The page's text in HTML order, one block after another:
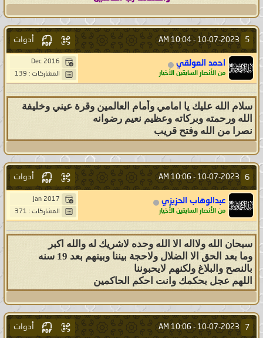
5
10-07-2023 -
10:04 AM أدوات
احمد العولقي
من الأنصار السابقين الأخيار
Dec 2016
المشاركات : 139
سلام الله عليك يا امامي وأمام العالمين وقرة عيني وخليفة
الله ورحمته وبركاته وعظيم نعيم رضوانه
نصرا من الله وفتح قريب
6
10-07-2023 -
10:06 AM أدوات
عبدالوهاب الحزيزي
من الأنصار السابقين الأخيار
Jan 2017
المشاركات : 371
سبحان الله ولااله الا الله وحده لاشريك له والله اكبر
وما بعد الحق الا الضلال ولاحجة بيننا وبينهم بعد 19 سنه
بالنصح والبلاغ ولكنهم لايحبوننا
اللهم عجل بحكمك وانت احكم الحاكمين
7
10-07-2023 -
10:06 AM أدوات